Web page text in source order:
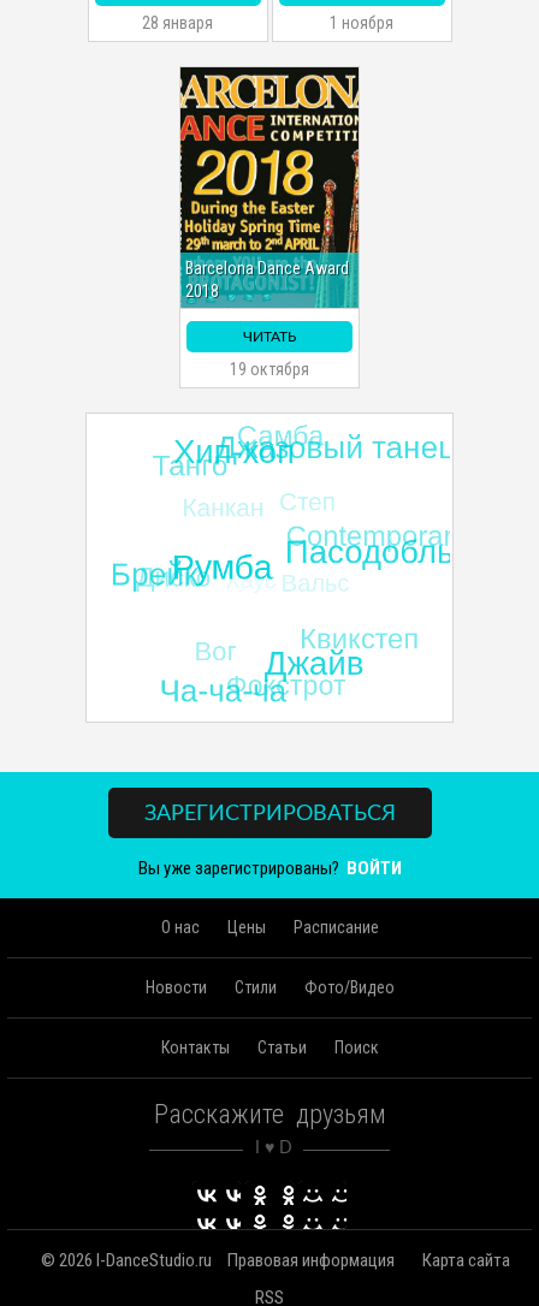
28 января 1 ноября
Barcelona Dance Award
2018
ЧИТАТЬ
19 октября
ЗАРЕГИСТРИРОВАТЬСЯ
Вы уже зарегистрированы? ВОЙТИ
О нас Цены Расписание
Новости Стили Фото/Видео
Контакты Статьи Поиск
Расскажите друзьям
© 2026 I-DanceStudio.ru Правовая информация
Карта сайта
RSS